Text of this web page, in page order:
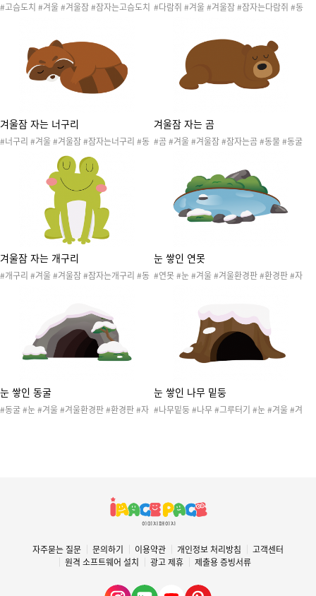
#고슴도치 #겨울 #겨울잠 #잠자는고슴도치 #다람쥐 #겨울 #겨울잠 #잠자는다람쥐 #동
겨울잠 자는 너구리
#너구리 #겨울 #겨울잠 #잠자는너구리 #동
물 #숲 #숲속 #겨울숲 #산 #자연 #겨울환경
판 #겨울잠동물맞추기
겨울잠 자는 곰
#곰 #겨울 #겨울잠 #잠자는곰 #동물 #동굴
겨울잠 자는 개구리
#개구리 #겨울 #겨울잠 #잠자는개구리 #동
눈 쌓인 연못
#연못 #눈 #겨울 #겨울환경판 #환경판 #자
눈 쌓인 동굴
#동굴 #눈 #겨울 #겨울환경판 #환경판 #자
눈 쌓인 나무 밑둥
#나무밑둥 #나무 #그루터기 #눈 #겨울 #겨
자주묻는 질문 문의하기 이용약관 개인정보 처리방침
고객센터
원격 소프트웨어 설치
광고 제휴 제출용 증빙서류